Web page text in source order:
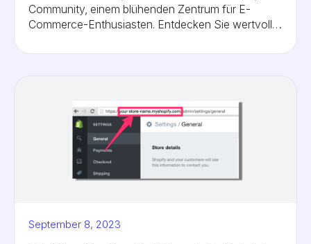
Community, einem blühenden Zentrum für E-
Commerce-Enthusiasten. Entdecken Sie wertvolle
bauen Sie Ihr Online-Geschäft effektiv aus.
September 8, 2023